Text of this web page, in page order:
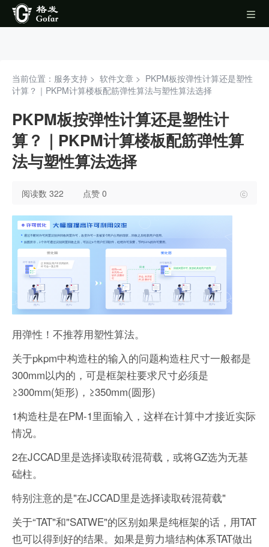
当前位置：服务支持 > 软件文章 > PKPM板按弹性计算还是塑性
计算？｜PKPM计算楼板配筋弹性算法与塑性算法选择
PKPM板按弹性计算还是塑性计
算？｜PKPM计算楼板配筋弹性算
法与塑性算法选择
阅读数 322 点赞 0
用弹性！不推荐用塑性算法。
关于pkpm中构造柱的输入的问题构造柱尺寸一般都是
300mm以内的，可是框架柱要求尺寸必须是
≥300mm(矩形)，≥350mm(圆形)
1构造柱是在PM-1里面输入，这样在计算中才接近实际
情况。
2在JCCAD里是选择读取砖混荷载，或将GZ选为无基
础柱。
特别注意的是"在JCCAD里是选择读取砖混荷载"
关于“TAT"和"SATWE"的区别如果是纯框架的话，用TAT
也可以得到好的结果。如果是剪力墙结构体系TAT做出